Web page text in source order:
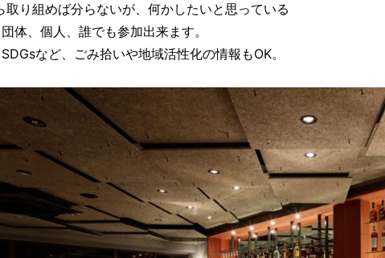
取り組めば分らないが、何かしたいと思っている
体、個人、誰でも参加出来ます。
など、ごみ拾いや地域活性化の情報もOK。